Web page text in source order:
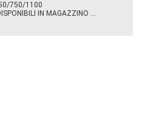
750/1100
IN MAGAZZINO ...